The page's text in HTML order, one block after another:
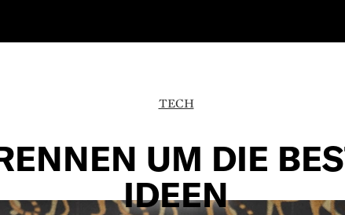
TECH
UM DIE
IDEEN